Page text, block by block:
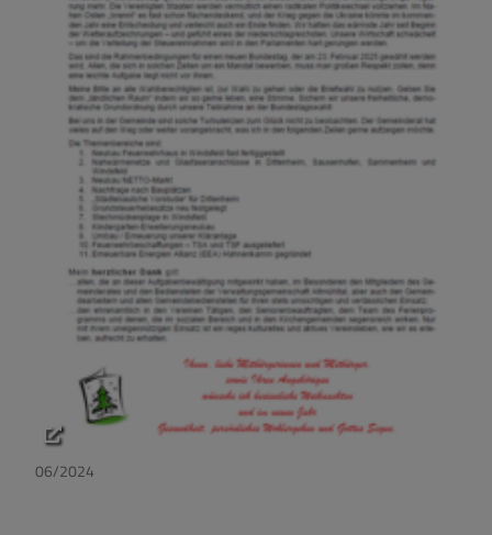
06/2024